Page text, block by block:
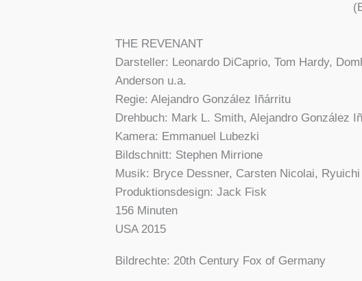
THE REVENANT
Dar­stel­ler: Leo­nar­do DiCa­prio, Tom Har­dy,
Ander­son u.a.
Regie: Ale­jan­dro Gon­zá­lez Iñár­ri­tu
Dreh­buch: Mark L. Smith, Ale­jan­dro Gon­zá­lez
Kame­ra: Emma­nu­el Lubez­ki
Bild­schnitt: Ste­phen Mir­rio­ne
Musik: Bryce Dess­ner, Cars­ten Nico­lai,
Pro­duk­ti­ons­de­sign: Jack Fisk
156 Minu­ten
USA 2015
Bild­rech­te: 20th Cen­tu­ry Fox of Ger­ma­ny